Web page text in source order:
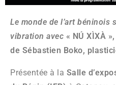
Le monde de l’art béninois
vibration avec « NÚ XÌXÀ
de Sébastien Boko,
Présentée à la Salle